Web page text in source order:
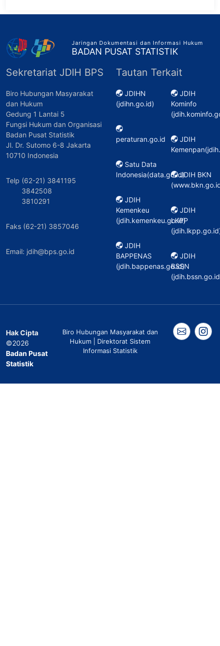
Jaringan Dokumentasi dan Informasi Hukum
BADAN PUSAT STATISTIK
Sekretariat JDIH BPS
Biro Hubungan Masyarakat
dan Hukum
Gedung 1 Lantai 5
Fungsi Hukum dan Organisasi
Badan Pusat Statistik
Jl. Dr. Sutomo 6-8 Jakarta
10710 Indonesia
Telp (62-21) 3841195
3842508
3810291
Faks (62-21) 3857046
Email: jdih@bps.go.id
Tautan Terkait
JDIHN
(jdihn.go.id)
peraturan.go.id
Satu Data
Indonesia(data.go.id)
JDIH
Kemenkeu
(jdih.kemenkeu.go.id)
JDIH
BAPPENAS
(jdih.bappenas.go.id)
JDIH
Kominfo
JDIH
JDIH BKN
JDIH
LKPP
JDIH
BSSN
Hak Cipta
©2026
Badan Pusat
Statistik
Biro Hubungan Masyarakat dan
Hukum | Direktorat Sistem
Informasi Statistik